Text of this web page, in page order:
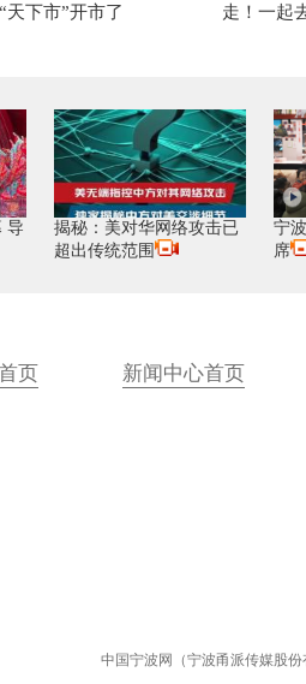
天下市”开市了 走！一起
导
揭秘：美对华网络攻击已
超出传统范围
宁
席
页 新闻中心首页
中国宁波网（宁波甬派传媒股